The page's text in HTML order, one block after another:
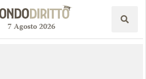
7Agosto2026